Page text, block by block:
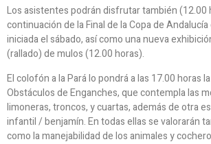
Los asistentes podrán disfrutar también (12.00
continuación de la Final de la Copa de
iniciada el sábado, así como una nueva
(rallado) de mulos (12.00 horas).
El colofón a la Pará lo pondrá a las 17.00 horas
Obstáculos de Enganches, que contempla las
limoneras, troncos, y cuartas, además de otra
infantil / benjamín. En todas ellas se valorarán
como la manejabilidad de los animales y